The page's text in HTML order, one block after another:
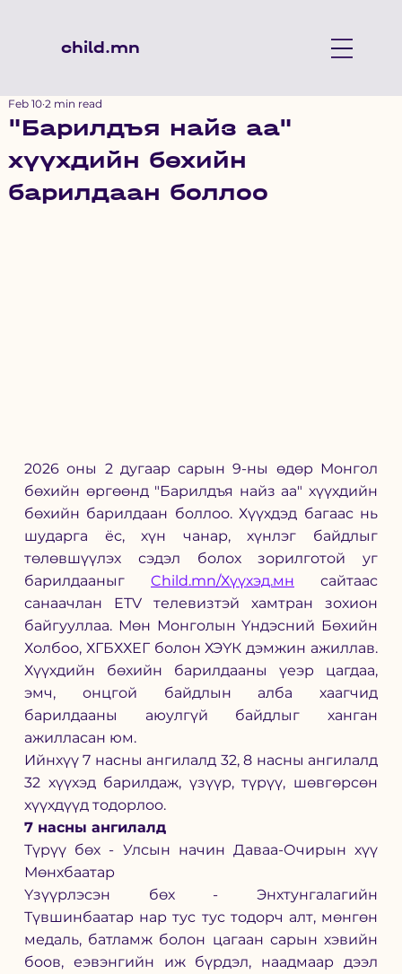
child.mn
"Барилдъя найз аа"
хүүхдийн бөхийн
барилдаан боллоо
Feb 10 2 min read
2026 оны 2 дугаар сарын 9-ны өдөр Монгол
бөхийн өргөөнд "Барилдъя найз аа" хүүхдийн
бөхийн барилдаан боллоо. Хүүхдэд багаас нь
шударга ёс, хүн чанар, хүнлэг байдлыг
төлөвшүүлэх сэдэл болох зорилготой уг
барилдааныг Child.mn/Хүүхэд.мн сайтаас
санаачлан ETV телевизтэй хамтран зохион
байгууллаа. Мөн Монголын Үндэсний Бөхийн
Холбоо, ХГБХХЕГ болон ХЭҮК дэмжин ажиллав.
Хүүхдийн бөхийн барилдааны үеэр цагдаа,
эмч, онцгой байдлын алба хаагчид
барилдааны аюулгүй байдлыг ханган
ажилласан юм.
Ийнхүү 7 насны ангилалд 32, 8 насны ангилалд
32 хүүхэд барилдаж, үзүүр, түрүү, шөвгөрсөн
хүүхдүүд тодорлоо.
7 насны ангилалд
Түрүү бөх - Улсын начин Даваа-Очирын хүү
Мөнхбаатар
Үзүүрлэсэн бөх - Энхтунгалагийн
Түвшинбаатар нар тус тус тодорч алт, мөнгөн
медаль, батламж болон цагаан сарын хэвийн
боов, еэвэнгийн иж бүрдэл, наадмаар дээл